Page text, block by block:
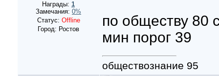
Награды: 1
Замечания: 0%
Статус: Offline
Город: Ростов
по обществу 80
мин порог 39
обществознание 95